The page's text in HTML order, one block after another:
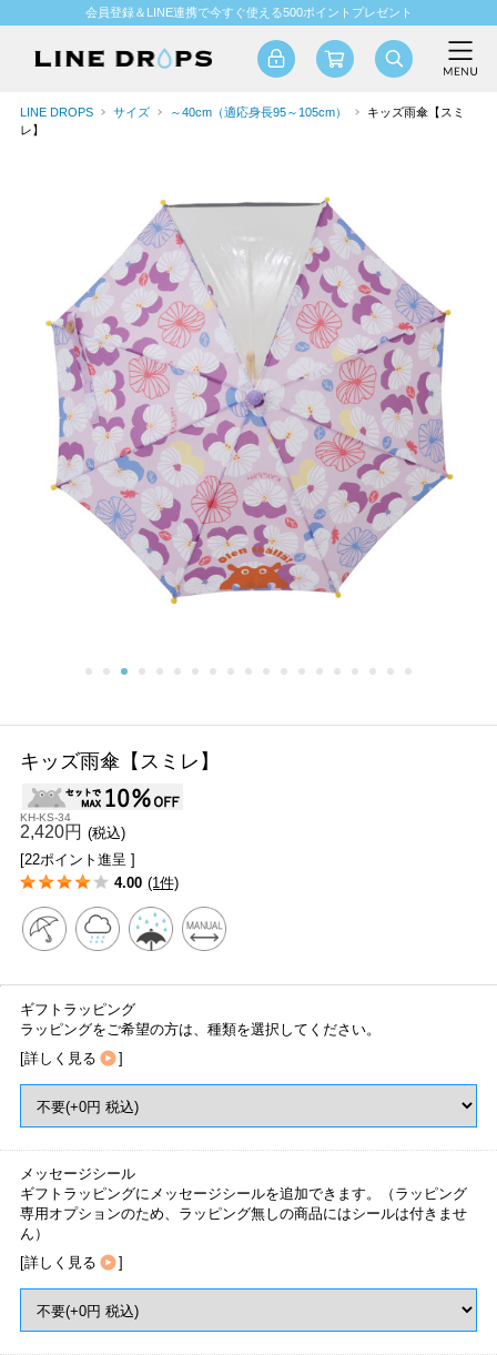
会員登録＆LINE連携で今すぐ使える500ポイントプレゼント
LINE DROPS サイズ ～40cm（適応身長95～105cm）
キッズ雨傘【スミ
レ】
キッズ雨傘【スミレ】
KH-KS-34
2,420円 (税込)
[22ポイント進呈 ]
4.00 (1件)
ギフトラッピング
ラッピングをご希望の方は、種類を選択してください。
[詳しく見る ]
メッセージシール
ギフトラッピングにメッセージシールを追加できます。（ラッピング
専用オプションのため、ラッピング無しの商品にはシールは付きませ
ん）
[詳しく見る ]